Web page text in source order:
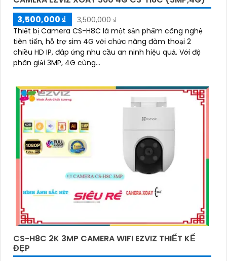
3,500,000 ₫
3,500,000 ₫
Thiết bị Camera CS-H8C là một sản phẩm công nghệ
tiên tiến, hỗ trợ sim 4G với chức năng đàm thoại 2
chiều HD IP, đáp ứng nhu cầu an ninh hiệu quả. Với độ
phân giải 3MP, 4G cùng...
CS-H8C 2K 3MP CAMERA WIFI EZVIZ THIẾT KẾ
ĐẸP